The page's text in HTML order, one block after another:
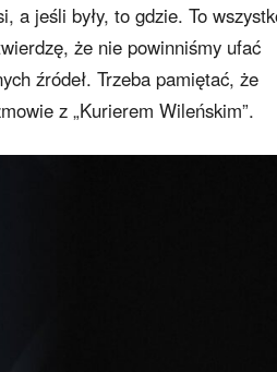
a jeśli były, to gdzie. To
że nie powinniśmy ufać
źródeł. Trzeba pamiętać, że
z „Kurierem Wileńskim”.